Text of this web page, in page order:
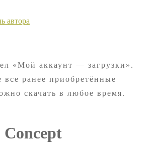
автора
«Мой аккаунт — загрузки».
ранее приобретённые
скачать в любое время.
Сoncept